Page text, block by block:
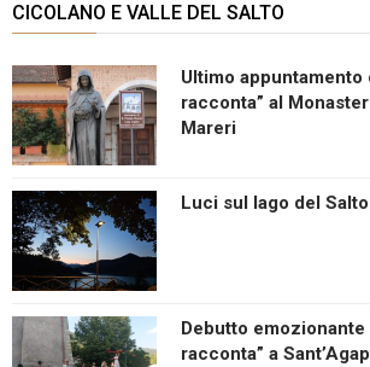
CICOLANO E VALLE DEL SALTO
Ultimo appuntamento
racconta” al
Mareri
Luci sul lago del Salto
Debutto emozionante
racconta” a